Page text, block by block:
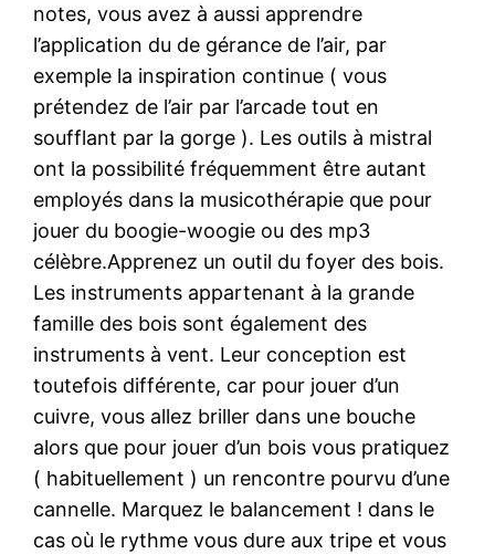
notes, vous avez à aussi apprendre
l’application du de gérance de l’air, par
exemple la inspiration continue ( vous
prétendez de l’air par l’arcade tout en
soufflant par la gorge ). Les outils à mistral
ont la possibilité fréquemment être autant
employés dans la musicothérapie que pour
jouer du boogie-woogie ou des mp3
célèbre.Apprenez un outil du foyer des bois.
Les instruments appartenant à la grande
famille des bois sont également des
instruments à vent. Leur conception est
toutefois différente, car pour jouer d’un
cuivre, vous allez briller dans une bouche
alors que pour jouer d’un bois vous pratiquez
( habituellement ) un rencontre pourvu d’une
cannelle. Marquez le balancement ! dans le
cas où le rythme vous dure aux tripe et vous